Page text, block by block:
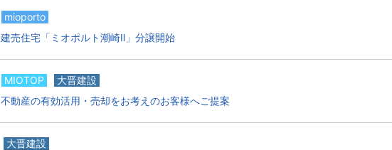
mioporto
建売住宅「ミオポルト潮崎Ⅱ」分譲開始
MIOTOP
大晋建設
不動産の有効活用・売却をお考えのお客様へご提案
大晋建設